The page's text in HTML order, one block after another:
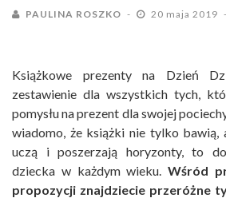
PAULINA ROSZKO 20 maja 2019
Książkowe prezenty na Dzień
zestawienie dla wszystkich tych,
pomysłu na prezent dla swojej
wiadomo, że książki nie tylko bawią,
uczą i poszerzają horyzonty, to
dziecka w każdym wieku.Wśród
propozycji znajdziecie przeróżne